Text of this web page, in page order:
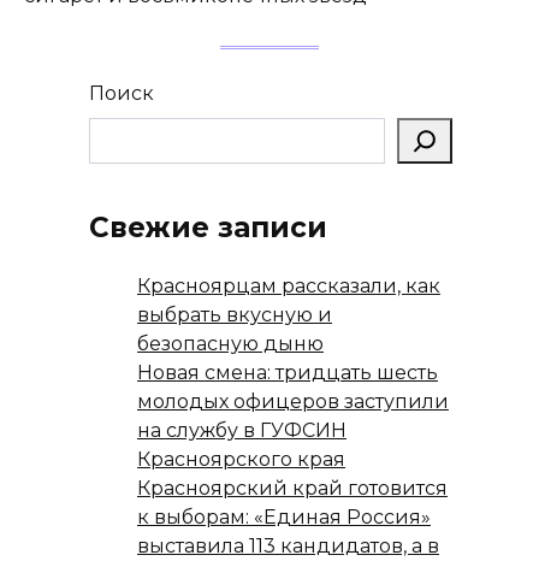
Поиск
Свежие записи
Красноярцам рассказали, как
выбрать вкусную и
безопасную дыню
Новая смена: тридцать шесть
молодых офицеров заступили
на службу в ГУФСИН
Красноярского края
Красноярский край готовится
к выборам: «Единая Россия»
выставила 113 кандидатов, а в